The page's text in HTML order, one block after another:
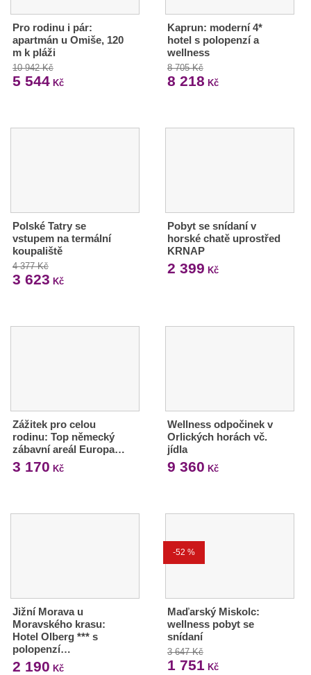
Pro rodinu i pár:
apartmán u Omiše, 120
m k pláži
10 942 Kč
5 544 Kč
Kaprun: moderní 4*
hotel s polopenzí a
wellness
8 705 Kč
8 218 Kč
Polské Tatry se
vstupem na termální
koupaliště
4 377 Kč
3 623 Kč
Pobyt se snídaní v
horské chatě uprostřed
KRNAP
2 399 Kč
Zážitek pro celou
rodinu: Top německý
zábavní areál Europa…
3 170 Kč
Wellness odpočinek v
Orlických horách vč.
jídla
9 360 Kč
Jižní Morava u
Moravského krasu:
Hotel Olberg *** s
polopenzí…
2 190 Kč
-52 %
Maďarský Miskolc:
wellness pobyt se
snídaní
3 647 Kč
1 751 Kč